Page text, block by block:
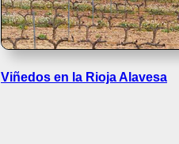
Viñedos en la Rioja Alavesa